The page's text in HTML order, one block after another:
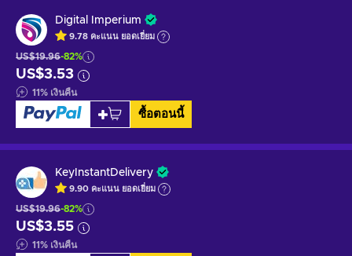
Digital Imperium
9.78 คะแนน ยอดเยี่ยม
US$19.96-82%
US$3.53
11% เงินคืน
ซื้อตอนนี้
KeyInstantDelivery
9.90 คะแนน ยอดเยี่ยม
US$19.96-82%
US$3.55
11% เงินคืน